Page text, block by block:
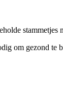
om gezond